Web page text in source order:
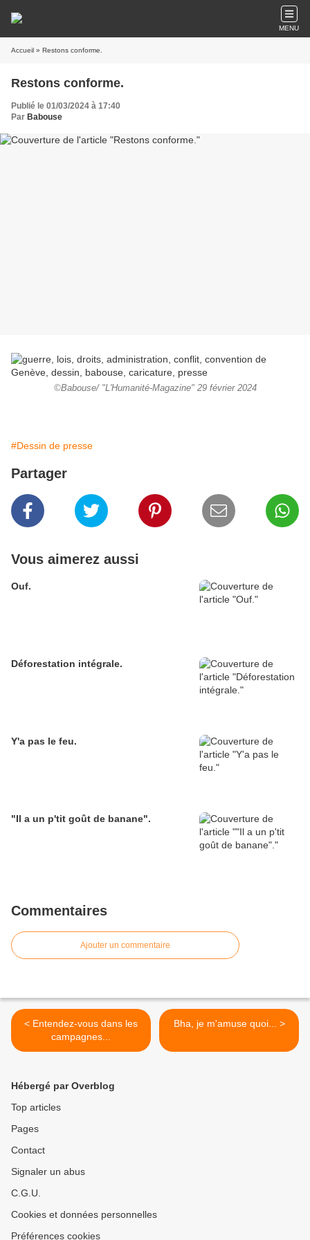
MENU
Accueil » Restons conforme.
Restons conforme.
Publié le 01/03/2024 à 17:40
Par Babouse
©Babouse/ "L'Humanité-Magazine" 29 février 2024
#Dessin de presse
Partager
Vous aimerez aussi
Ouf.
Déforestation intégrale.
Y'a pas le feu.
"Il a un p'tit goût de banane".
Commentaires
Ajouter un commentaire
< Entendez-vous dans les
campagnes...
Bha, je m'amuse quoi... >
Hébergé par Overblog
Top articles
Pages
Contact
Signaler un abus
C.G.U.
Cookies et données personnelles
Préférences cookies